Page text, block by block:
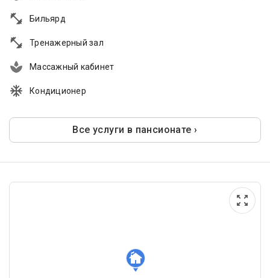
Бильярд
Тренажерный зал
Массажный кабинет
Кондиционер
Все услуги в пансионате ›